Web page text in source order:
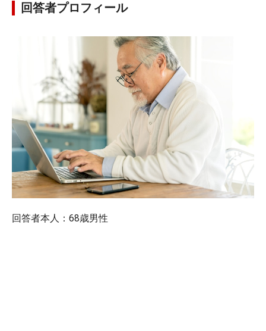
回答者プロフィール
回答者本人：68歳男性